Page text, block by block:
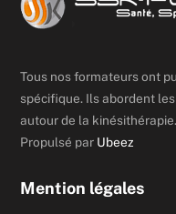
Tous nos formateurs ont
spécifique. Ils abordent
autour de la kinésithérapie.
Propulsé par Ubeez
Mention légales